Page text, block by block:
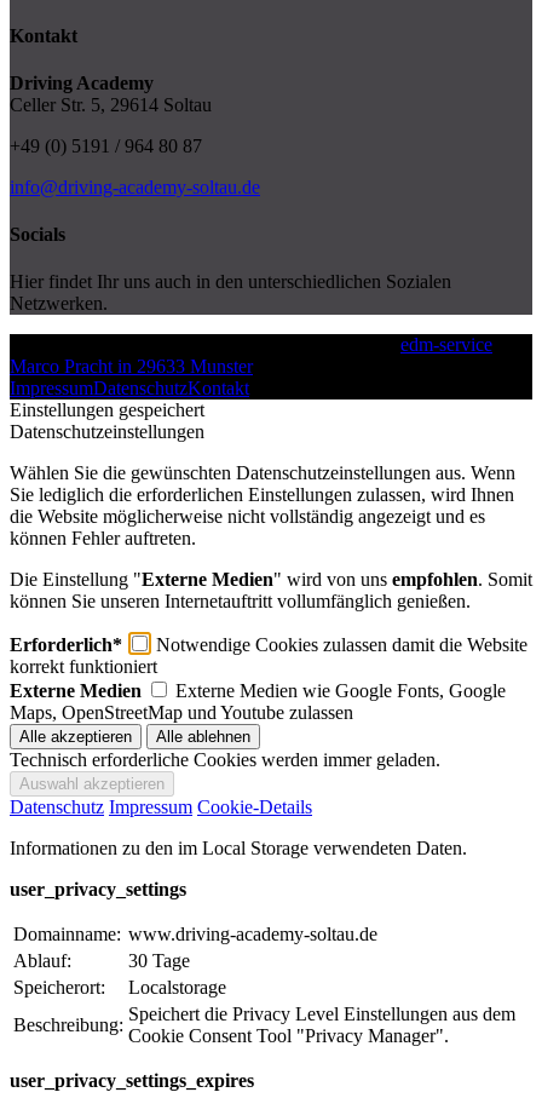
Kontakt
Driving Academy
Celler Str. 5, 29614 Soltau
+49 (0) 5191 / 964 80 87
info@driving-academy-soltau.de
Socials
Hier findet Ihr uns auch in den unterschiedlichen Sozialen
Netzwerken.
edm-service
Marco Pracht in 29633 Munster
ImpressumDatenschutzKontakt
Einstellungen gespeichert
Datenschutzeinstellungen
Wählen Sie die gewünschten Datenschutzeinstellungen aus. Wenn
Sie lediglich die erforderlichen Einstellungen zulassen, wird Ihnen
die Website möglicherweise nicht vollständig angezeigt und es
können Fehler auftreten.
Die Einstellung "Externe Medien" wird von uns empfohlen. Somit
können Sie unseren Internetauftritt vollumfänglich genießen.
Erforderlich*
Notwendige Cookies zulassen damit die Website
korrekt funktioniert
Externe Medien
Externe Medien wie Google Fonts, Google
Maps, OpenStreetMap und Youtube zulassen
Technisch erforderliche Cookies werden immer geladen.
Datenschutz Impressum Cookie-Details
Informationen zu den im Local Storage verwendeten Daten.
user_privacy_settings
Domainname: www.driving-academy-soltau.de
Ablauf:
30 Tage
Speicherort:
Localstorage
Beschreibung:
Speichert die Privacy Level Einstellungen aus dem
Cookie Consent Tool "Privacy Manager".
user_privacy_settings_expires